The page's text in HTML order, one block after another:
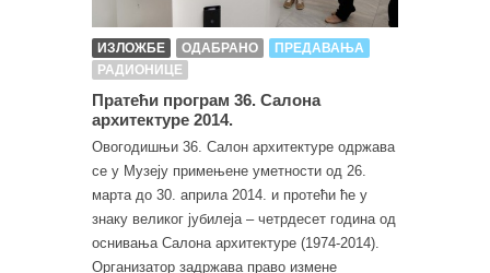
ИЗЛОЖБЕ ОДАБРАНО
ПРЕДАВАЊА
РАДИОНИЦЕ
Пратећи програм 36. Салона
архитектуре 2014.
Овогодишњи 36. Салон архитектуре одржава
се у Музеју примењене уметности од 26.
марта до 30. априла 2014. и протећи ће у
знаку великог јубилеја – четрдесет година од
оснивања Салона архитектуре (1974-2014).
Организатор задржава право измене